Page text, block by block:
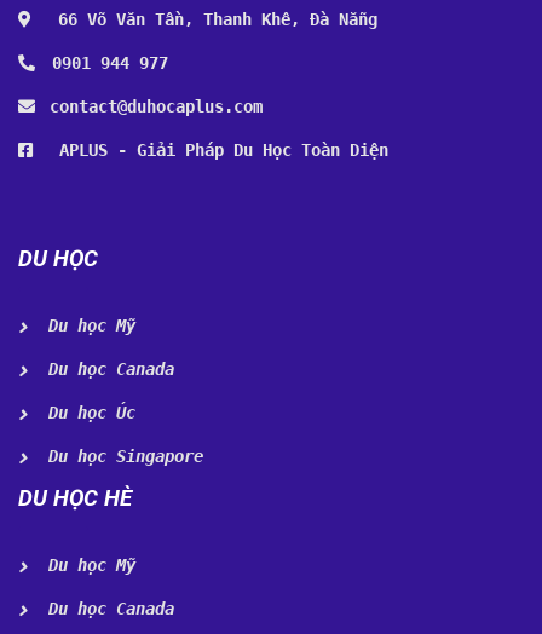
66 Võ Văn Tần, Thanh Khê, Đà Nẵng
0901 944 977
contact@duhocaplus.com
APLUS - Giải Pháp Du Học Toàn Diện
DU HỌC
Du học Mỹ
Du học Canada
Du học Úc
Du học Singapore
DU HỌC HÈ
Du học Mỹ
Du học Canada